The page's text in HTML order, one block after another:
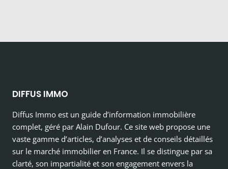
DIFFUS IMMO
Diffus Immo est un guide d’information immobilière
complet, géré par Alain Dufour. Ce site web propose une
vaste gamme d’articles, d’analyses et de conseils détaillés
sur le marché immobilier en France. Il se distingue par sa
clarté, son impartialité et son engagement envers la